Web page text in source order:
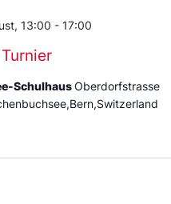
13:00 - 17:00
SchulhausOberdorfstrasse